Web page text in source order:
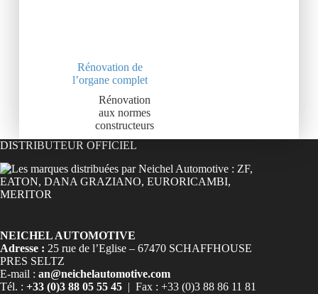
Rénovation de
l’organe complet
Rénovation
aux normes
constructeurs
DISTRIBUTEUR OFFICIEL
NEICHEL AUTOMOTIVE
Adresse : 25 rue de l’Eglise – 67470 SCHAFFHOUSE
PRES SELTZ
E-mail : an@neichelautomotive.com
Tél. : +33 (0)3 88 05 55 45 | Fax : +33 (0)3 88 86 11 81